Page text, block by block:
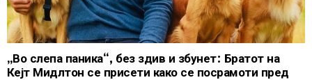
„Во слепа паника“, без здив и збунет: Братот на
Кејт Мидлтон се присети како се посрамоти пред